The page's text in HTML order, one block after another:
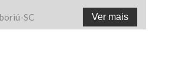
-SC Ver mais